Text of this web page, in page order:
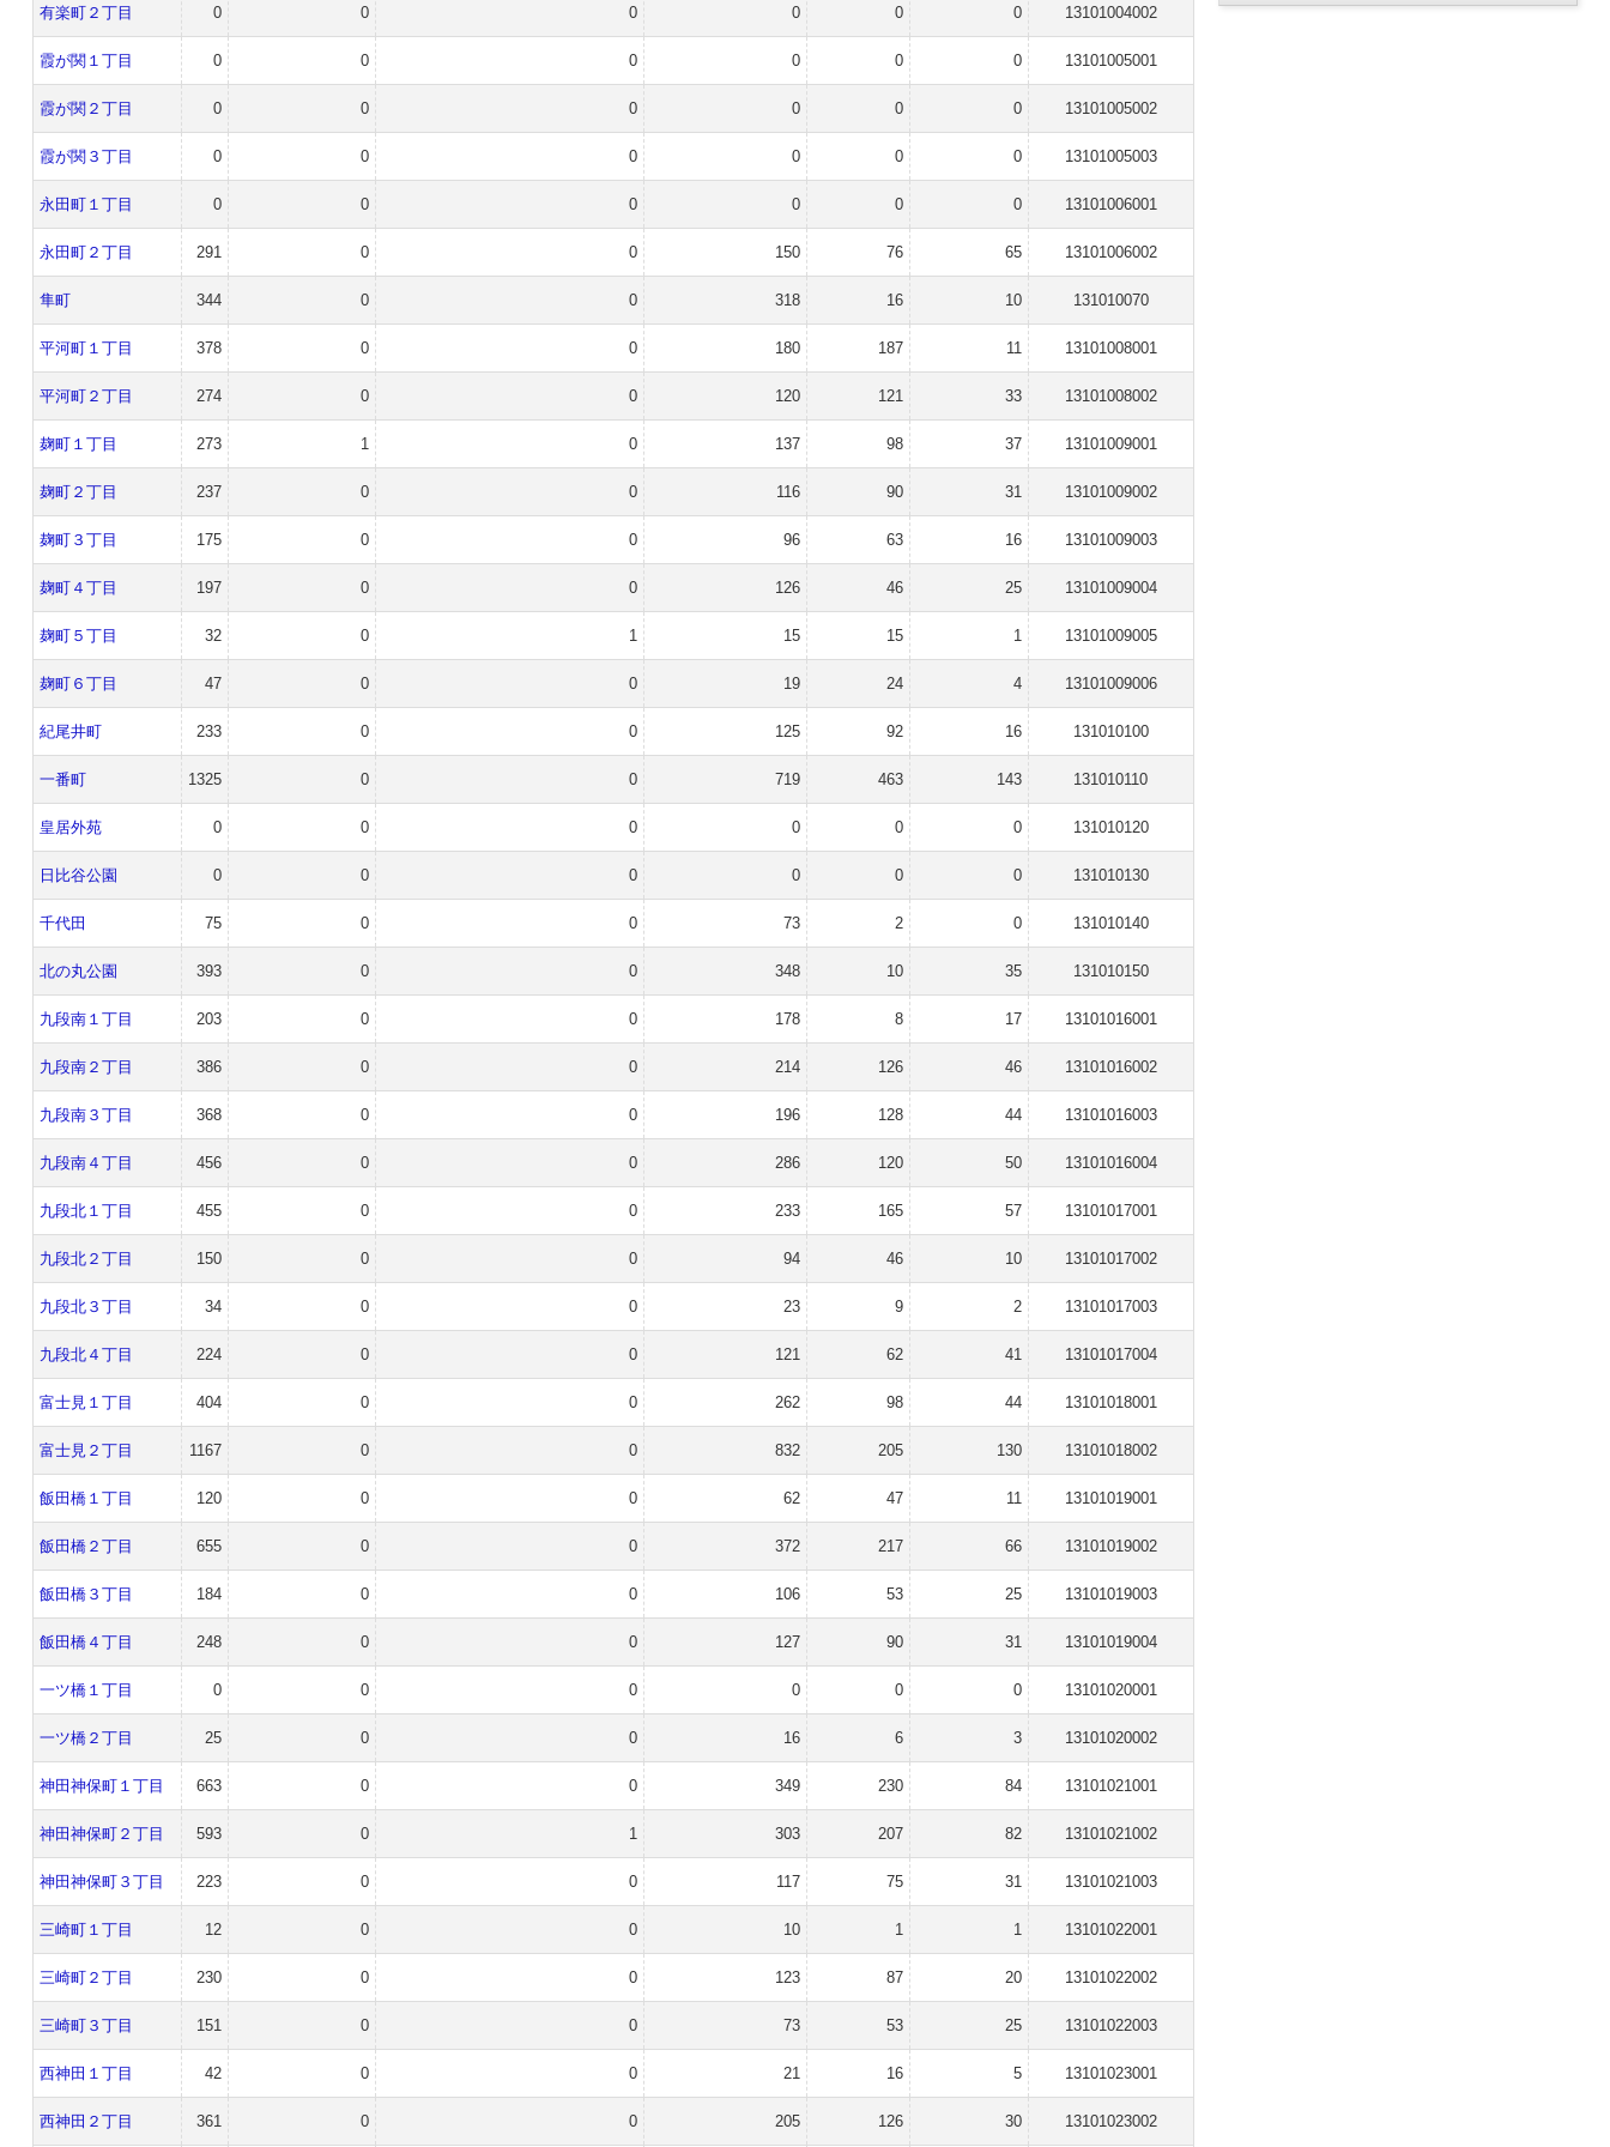
有楽町２丁目 0 0 0 0 0 0 13101004002
霞が関１丁目 0 0 0 0 0 0 13101005001
霞が関２丁目 0 0 0 0 0 0 13101005002
霞が関３丁目 0 0 0 0 0 0 13101005003
永田町１丁目 0 0 0 0 0 0 13101006001
永田町２丁目 291 0 0 150 76 65 13101006002
隼町 344 0 0 318 16 10 131010070
平河町１丁目 378 0 0 180 187 11 13101008001
平河町２丁目 274 0 0 120 121 33 13101008002
麹町１丁目 273 1 0 137 98 37 13101009001
麹町２丁目 237 0 0 116 90 31 13101009002
麹町３丁目 175 0 0 96 63 16 13101009003
麹町４丁目 197 0 0 126 46 25 13101009004
麹町５丁目 32 0 1 15 15 1 13101009005
麹町６丁目 47 0 0 19 24 4 13101009006
紀尾井町 233 0 0 125 92 16 131010100
一番町 1325 0 0 719 463 143 131010110
皇居外苑 0 0 0 0 0 0 131010120
日比谷公園 0 0 0 0 0 0 131010130
千代田 75 0 0 73 2 0 131010140
北の丸公園 393 0 0 348 10 35 131010150
九段南１丁目 203 0 0 178 8 17 13101016001
九段南２丁目 386 0 0 214 126 46 13101016002
九段南３丁目 368 0 0 196 128 44 13101016003
九段南４丁目 456 0 0 286 120 50 13101016004
九段北１丁目 455 0 0 233 165 57 13101017001
九段北２丁目 150 0 0 94 46 10 13101017002
九段北３丁目 34 0 0 23 9 2 13101017003
九段北４丁目 224 0 0 121 62 41 13101017004
富士見１丁目 404 0 0 262 98 44 13101018001
富士見２丁目 1167 0 0 832 205 130 13101018002
飯田橋１丁目 120 0 0 62 47 11 13101019001
飯田橋２丁目 655 0 0 372 217 66 13101019002
飯田橋３丁目 184 0 0 106 53 25 13101019003
飯田橋４丁目 248 0 0 127 90 31 13101019004
一ツ橋１丁目 0 0 0 0 0 0 13101020001
一ツ橋２丁目 25 0 0 16 6 3 13101020002
神田神保町１丁目 663 0 0 349 230 84 13101021001
神田神保町２丁目 593 0 1 303 207 82 13101021002
神田神保町３丁目 223 0 0 117 75 31 13101021003
三崎町１丁目 12 0 0 10 1 1 13101022001
三崎町２丁目 230 0 0 123 87 20 13101022002
三崎町３丁目 151 0 0 73 53 25 13101022003
西神田１丁目 42 0 0 21 16 5 13101023001
西神田２丁目 361 0 0 205 126 30 13101023002